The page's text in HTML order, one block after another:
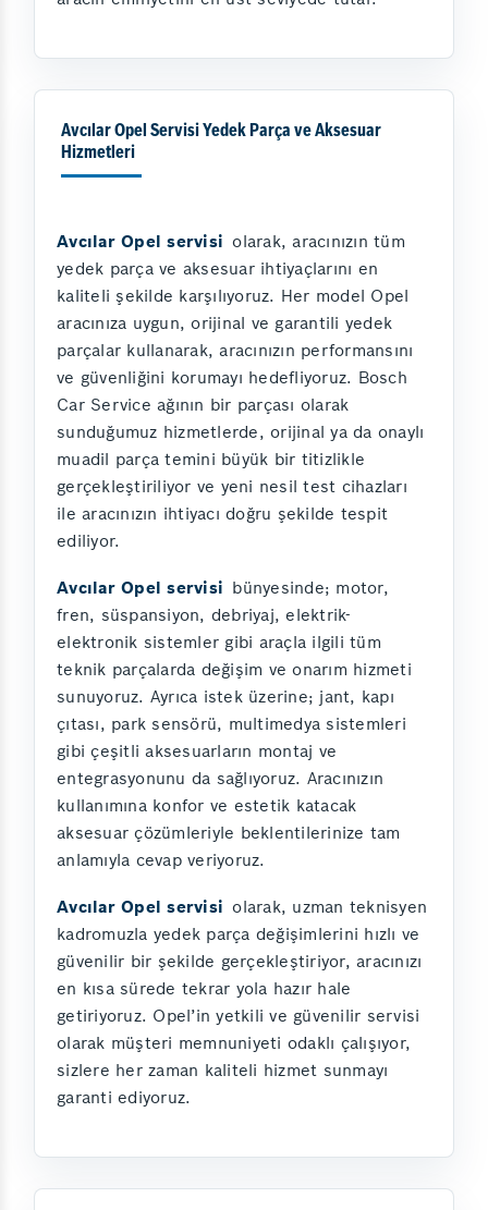
Avcılar Opel Servisi Yedek Parça ve Aksesuar
Hizmetleri
Avcılar Opel servisi olarak, aracınızın tüm
yedek parça ve aksesuar ihtiyaçlarını en
kaliteli şekilde karşılıyoruz. Her model Opel
aracınıza uygun, orijinal ve garantili yedek
parçalar kullanarak, aracınızın performansını
ve güvenliğini korumayı hedefliyoruz. Bosch
Car Service ağının bir parçası olarak
sunduğumuz hizmetlerde, orijinal ya da onaylı
muadil parça temini büyük bir titizlikle
gerçekleştiriliyor ve yeni nesil test cihazları
ile aracınızın ihtiyacı doğru şekilde tespit
ediliyor.
Avcılar Opel servisi bünyesinde; motor,
fren, süspansiyon, debriyaj, elektrik-
elektronik sistemler gibi araçla ilgili tüm
teknik parçalarda değişim ve onarım hizmeti
sunuyoruz. Ayrıca istek üzerine; jant, kapı
çıtası, park sensörü, multimedya sistemleri
gibi çeşitli aksesuarların montaj ve
entegrasyonunu da sağlıyoruz. Aracınızın
kullanımına konfor ve estetik katacak
aksesuar çözümleriyle beklentilerinize tam
anlamıyla cevap veriyoruz.
Avcılar Opel servisi olarak, uzman teknisyen
kadromuzla yedek parça değişimlerini hızlı ve
güvenilir bir şekilde gerçekleştiriyor, aracınızı
en kısa sürede tekrar yola hazır hale
getiriyoruz. Opel’in yetkili ve güvenilir servisi
olarak müşteri memnuniyeti odaklı çalışıyor,
sizlere her zaman kaliteli hizmet sunmayı
garanti ediyoruz.